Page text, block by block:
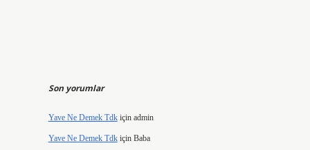
Son yorumlar
Yave Ne Demek Tdkiçin admin
Yave Ne Demek Tdkiçin Baba